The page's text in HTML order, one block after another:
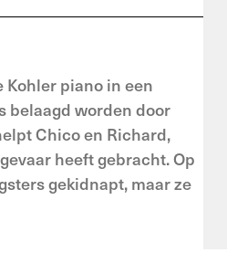
piano in een
belaagd worden door
Chico en Richard,
heeft gebracht. Op
gekidnapt, maar ze